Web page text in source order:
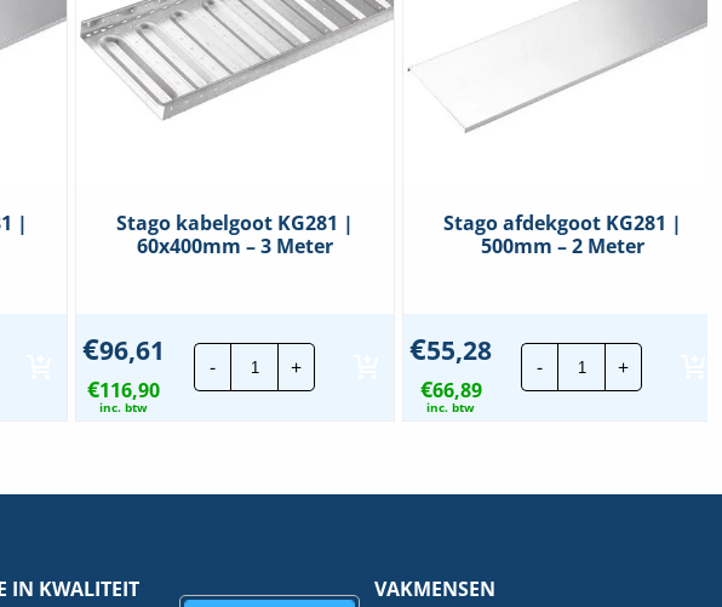
|
Stago kabelgoot KG281 |
60x400mm – 3 Meter
€96,61
€116,90
inc. btw
-
Stago
kabelgoot
KG281
+
Stago afdekgoot KG281 |
500mm – 2 Meter
€55,28
€66,89
inc. btw
-
Stago
afdekgoot
KG281
+
IN KWALITEIT
VAKMENSEN